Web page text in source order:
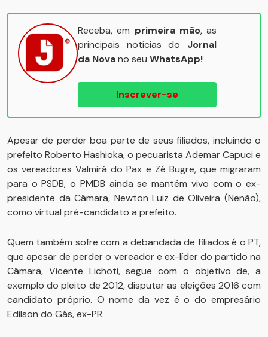
Receba, em primeira mão, as
principais notícias do Jornal
da Novano seu WhatsApp!
Inscrever-se
Apesar de perder boa parte de seus filiados, incluindo o
prefeito Roberto Hashioka, o pecuarista Ademar Capuci e
os vereadores Valmirá do Pax e Zé Bugre, que migraram
para o PSDB, o PMDB ainda se mantém vivo com o ex-
presidente da Câmara, Newton Luiz de Oliveira (Nenão),
como virtual pré-candidato a prefeito.
Quem também sofre com a debandada de filiados é o PT,
que apesar de perder o vereador e ex-líder do partido na
Câmara, Vicente Lichoti, segue com o objetivo de, a
exemplo do pleito de 2012, disputar as eleições 2016 com
candidato próprio. O nome da vez é o do empresário
Edilson do Gás, ex-PR.